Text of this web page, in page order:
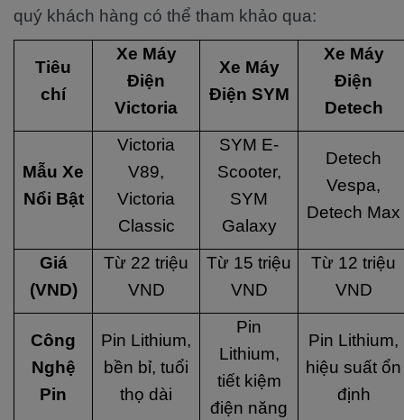
quý khách hàng có thể tham khảo qua:
Tiêu
chí
Xe Máy
Điện
Victoria
Xe Máy
Điện SYM
Xe Máy
Điện
Detech
Mẫu Xe
Nổi Bật
Victoria
V89,
Victoria
Classic
SYM E-
Scooter,
SYM
Galaxy
Detech
Vespa,
Detech Max
Giá
(VND)
Từ 22 triệu
VND
Từ 15 triệu
VND
Từ 12 triệu
VND
Công
Nghệ
Pin
Pin Lithium,
bền bỉ, tuổi
thọ dài
Pin
Lithium,
tiết kiệm
điện năng
Pin Lithium,
hiệu suất ổn
định